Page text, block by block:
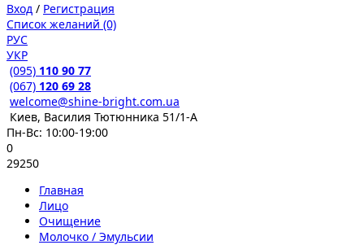
Вход / Регистрация
Список желаний (0)
РУС
УКР
(095) 110 90 77
(067) 120 69 28
welcome@shine-bright.com.ua
Киев, Василия Тютюнника 51/1-А
Пн-Вс: 10:00-19:00
0
29250
Главная
Лицо
Очищение
Молочко / Эмульсии